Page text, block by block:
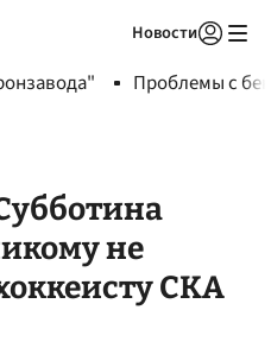
Новости
Проблемы с
не
СКА